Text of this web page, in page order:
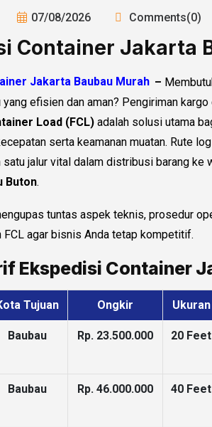
07/08/2026 Comments(0)
Container Jakarta
Jakarta Baubau Murah –
yang efisien dan aman? Pengiriman
Load (FCL) adalah solusi utama
serta keamanan muatan. Rute
satu jalur vital dalam distribusi barang ke
Buton.
tuntas aspek teknis, prosedur
FCL agar bisnis Anda tetap kompetitif.
Ekspedisi Container
Tujuan Ongkir Ukuran
Baubau Rp. 23.500.000 20 Feet
Baubau Rp. 46.000.000 40 Feet